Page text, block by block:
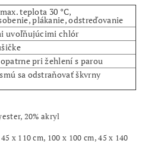
teplota 30 °C,
plákanie, odstreďovanie
uvoľňujúcimi chlór
pri žehlení s parou
sa odstraňovať škvrny
20% akryl
x 110 cm, 100 x 100 cm, 45 x 140